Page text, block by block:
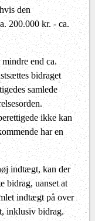
den
200.000 kr. - ca.
end ca.
bidraget
samlede
ikke kan
har en
indtægt, kan der
bidrag, uanset at
indtægt på over
inklusiv bidrag.